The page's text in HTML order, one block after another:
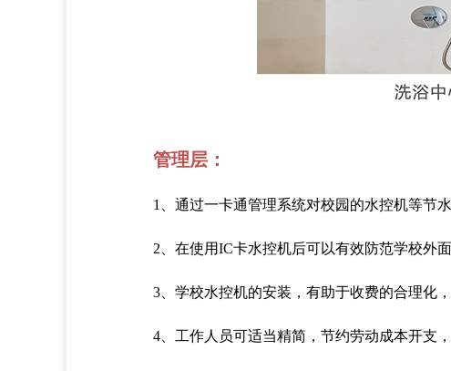
管理层：
1、通过一卡通管理系统对校园的水控机等节
2、在使用IC卡水控机后可以有效防范学校外
3、学校水控机的安装，有助于收费的合理化
4、工作人员可适当精简，节约劳动成本开支